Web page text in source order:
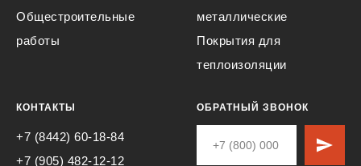
Общестроительные
работы
металлические
Покрытия для
теплоизоляции
КОНТАКТЫ
+7 (8442) 60-18-84
+7 (905) 482-12-12
ОБРАТНЫЙ ЗВОНОК